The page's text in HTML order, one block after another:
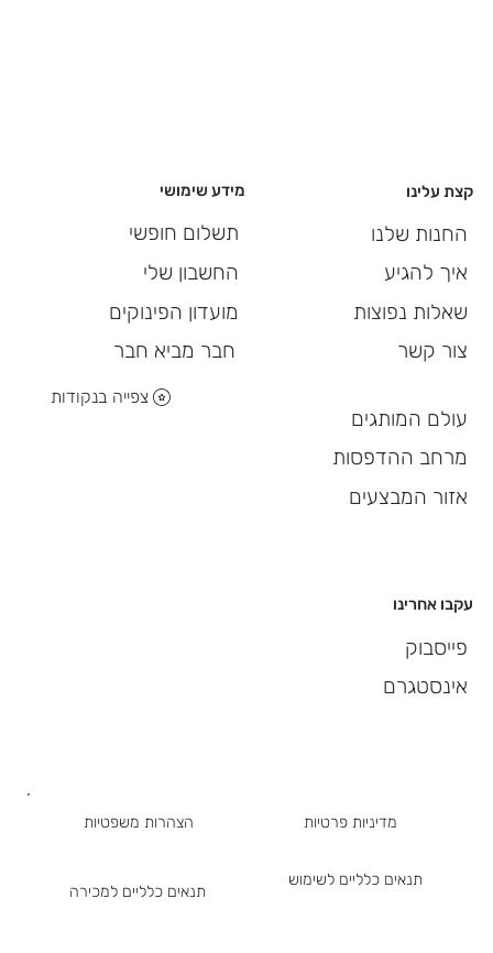
מידע שימושי
תשלום חופשי
החשבון שלי
מועדון הפינוקים
חבר מביא חבר
צפייה בנקודות
עקבו אחרינו
פייסבוק
אינסטגרם
קצת עלינו
החנות שלנו
איך להגיע
שאלות נפוצות
צור קשר
עולם המותגים
מרחב ההדפסות
אזור המבצעים
מדיניות פרטיות
תנאים כלליים למכירה
תנאים כלליים לשימוש
הצהרות משפטיות